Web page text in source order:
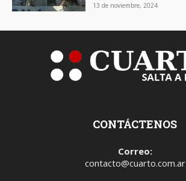
13 de noviembre, 2024
CONTÁCTENOS
Correo:
contacto@cuarto.com.ar